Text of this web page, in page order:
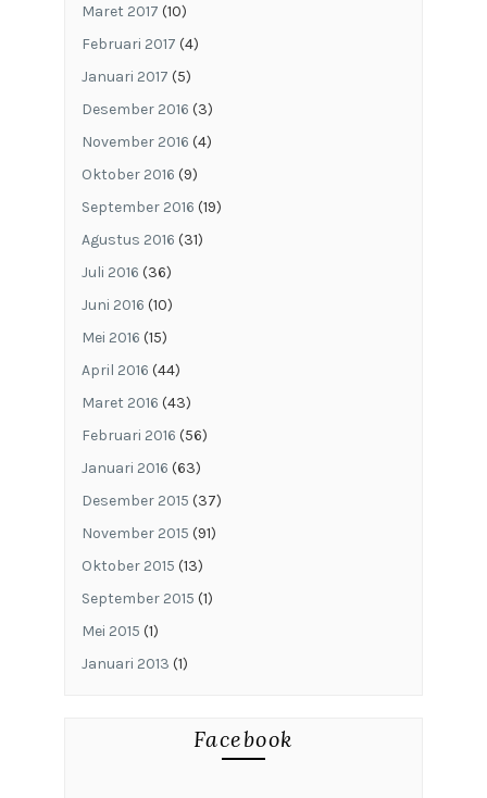
Maret 2017 (10)
Februari 2017 (4)
Januari 2017 (5)
Desember 2016 (3)
November 2016 (4)
Oktober 2016 (9)
September 2016 (19)
Agustus 2016 (31)
Juli 2016 (36)
Juni 2016 (10)
Mei 2016 (15)
April 2016 (44)
Maret 2016 (43)
Februari 2016 (56)
Januari 2016 (63)
Desember 2015 (37)
November 2015 (91)
Oktober 2015 (13)
September 2015 (1)
Mei 2015 (1)
Januari 2013 (1)
Facebook